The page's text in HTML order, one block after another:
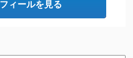
ィールを見る